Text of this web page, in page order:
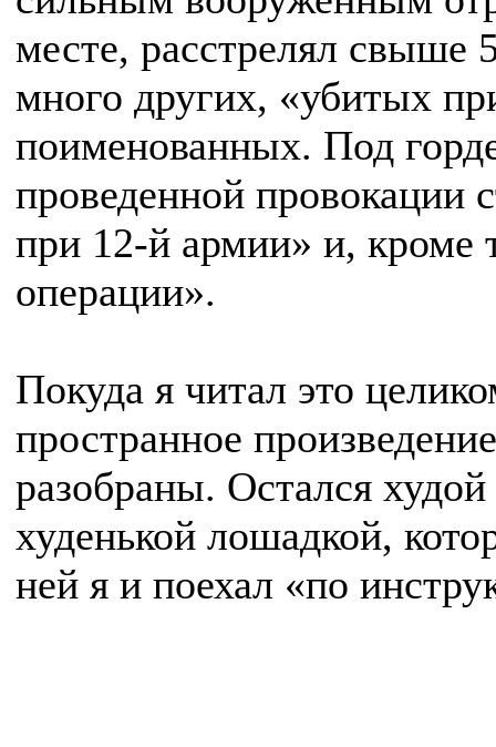
месте, расстрелял свыше
много других, «убитых
поименованных. Под
проведенной провокации
при 12-й армии» и, кроме
операции».
Покуда я читал это
пространное
разобраны. Остался
худенькой лошадкой,
ней я и поехал «по